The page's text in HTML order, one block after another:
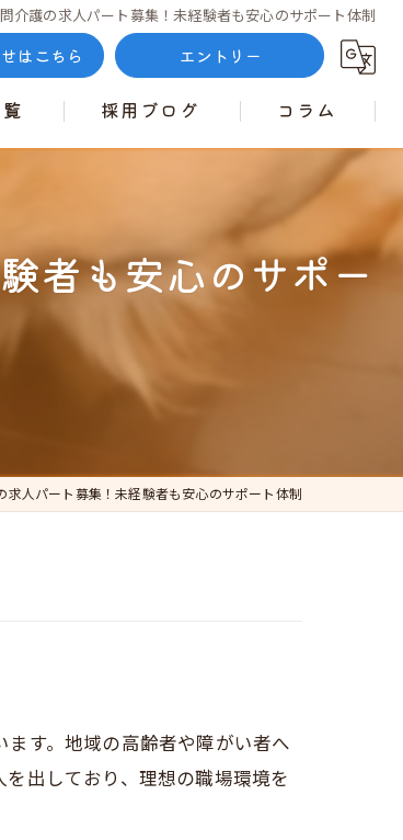
介護の求人パート募集！未経験者も安心のサポート体制
はこちら エントリー
採用ブログ コラム
者も安心のサポー
求人パート募集！未経験者も安心のサポート体制
す。地域の高齢者や障がい者へ
出しており、理想の職場環境を